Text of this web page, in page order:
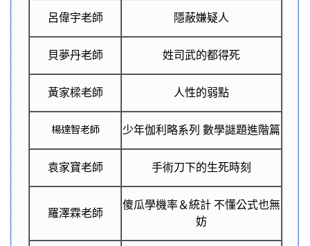
呂偉宇老師 隱蔽嫌疑人
貝夢丹老師 姓司武的都得死
黃家樑老師 人性的弱點
楊達智老師 少年伽利略系列 數學謎題進階篇
袁家寶老師 手術刀下的生死時刻
羅澤霖老師
傻瓜學機率＆統計 不懂公式也無
妨